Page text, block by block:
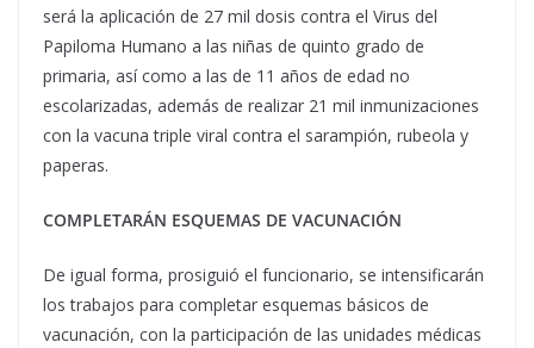
será la aplicación de 27 mil dosis contra el Virus del
Papiloma Humano a las niñas de quinto grado de
primaria, así como a las de 11 años de edad no
escolarizadas, además de realizar 21 mil inmunizaciones
con la vacuna triple viral contra el sarampión, rubeola y
paperas.
COMPLETARÁN ESQUEMAS DE VACUNACIÓN
De igual forma, prosiguió el funcionario, se intensificarán
los trabajos para completar esquemas básicos de
vacunación, con la participación de las unidades médicas